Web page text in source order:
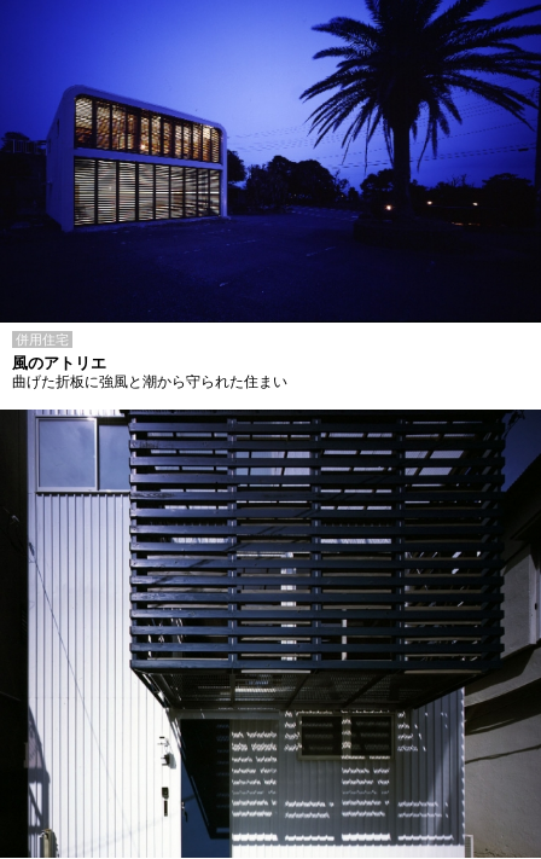
併用住宅
風のアトリエ
曲げた折板に強風と潮から守られた住まい